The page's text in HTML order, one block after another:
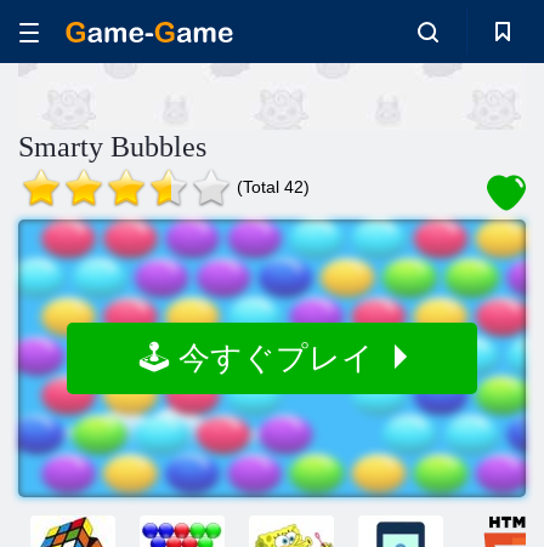
Smarty Bubbles
(Total 42)
🕹️ 今すぐプレイ